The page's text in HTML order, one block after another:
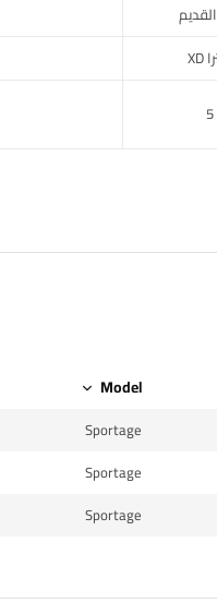
Model
Sportage
Sportage
Sportage